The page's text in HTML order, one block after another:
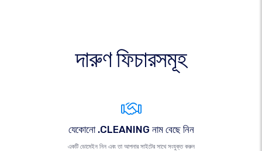
দারুণ ফিচারসমূহ
যেকোনো .CLEANING নাম বেছে নিন
একটি ডোমেইন নিন এবং তা আপনার সাইটের সাথে সংযুক্ত করুন